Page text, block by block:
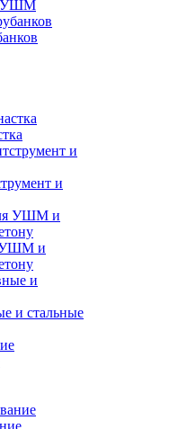
УШМ
и
УШМ и
и стальные